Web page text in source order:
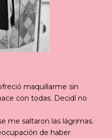
maquillarme sin
con todas. Decidí no
me saltaron las lágrimas.
de haber